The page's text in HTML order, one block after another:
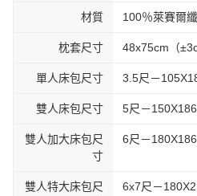
材質 100％萊賽爾
枕套尺寸 48x75cm（
單人床包尺寸 3.5尺－
雙人床包尺寸 5尺－
雙人加大床包尺
寸
6尺－
雙人特大床包尺
6x7尺－